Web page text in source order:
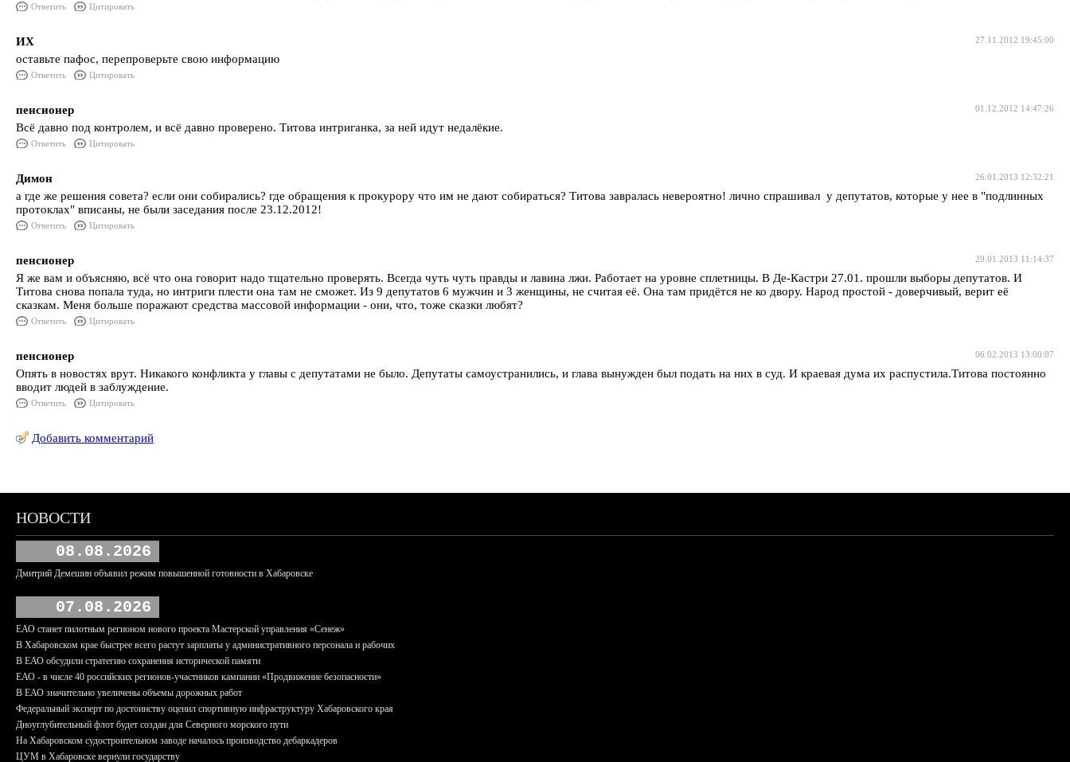
Ответить Цитировать
27.11.2012 19:45:00
ИХ
оставьте пафос, перепроверьте свою информацию
Ответить Цитировать
01.12.2012 14:47:26
пенсионер
Всё давно под контролем, и всё давно проверено. Титова интриганка, за ней идут недалёкие.
Ответить Цитировать
26.01.2013 12:32:21
Димон
а где же решения совета? если они собирались? где обращения к прокурору что им не дают собираться? Титова завралась невероятно! лично спрашивал у депутатов, которые у нее в "подлинных
протоклах" вписаны, не были заседания после 23.12.2012!
Ответить Цитировать
29.01.2013 11:14:37
пенсионер
Я же вам и объясняю, всё что она говорит надо тщательно проверять. Всегда чуть чуть правды и лавина лжи. Работает на уровне сплетницы. В Де-Кастри 27.01. прошли выборы депутатов. И
Титова снова попала туда, но интриги плести она там не сможет. Из 9 депутатов 6 мужчин и 3 женщины, не считая её. Она там придётся не ко двору. Народ простой - доверчивый, верит её
сказкам. Меня больше поражают средства массовой информации - они, что, тоже сказки любят?
Ответить Цитировать
06.02.2013 13:00:07
пенсионер
Опять в новостях врут. Никакого конфликта у главы с депутатами не было. Депутаты самоустранились, и глава вынужден был подать на них в суд. И краевая дума их распустила.Титова постоянно
вводит людей в заблуждение.
Ответить Цитировать
Добавить комментарий
НОВОСТИ
08.08.2026
Дмитрий Демешин объявил режим повышенной готовности в Хабаровске
07.08.2026
ЕАО станет пилотным регионом нового проекта Мастерской управления «Сенеж»
В Хабаровском крае быстрее всего растут зарплаты у административного персонала и рабочих
В ЕАО обсудили стратегию сохранения исторической памяти
ЕАО - в числе 40 российских регионов-участников кампании «Продвижение безопасности»
В ЕАО значительно увеличены объемы дорожных работ
Федеральный эксперт по достоинству оценил спортивную инфраструктуру Хабаровского края
Дноуглубительный флот будет создан для Северного морского пути
На Хабаровском судостроительном заводе началось производство дебаркадеров
ЦУМ в Хабаровске вернули государству